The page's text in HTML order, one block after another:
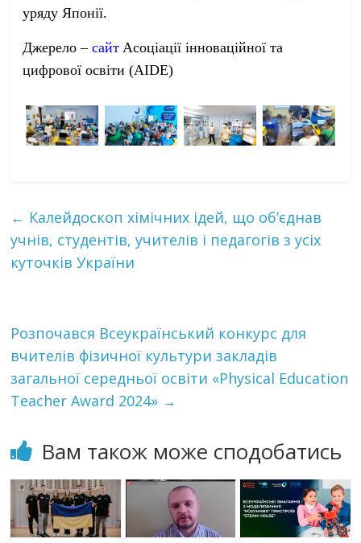
уряду Японії.
Джерело –сайт Асоціації інноваційної та
цифрової освіти (AIDE)
← Калейдоскоп хімічних ідей, що об’єднав
учнів, студентів, учителів і педагогів з усіх
куточків України
Розпочався Всеукраїнський конкурс для
вчителів фізичної культури закладів
загальної середньої освіти «Physical Education
Teacher Award 2024» →
Вам також може сподобатись